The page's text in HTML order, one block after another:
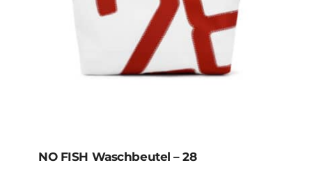
NO FISH Waschbeutel – 28